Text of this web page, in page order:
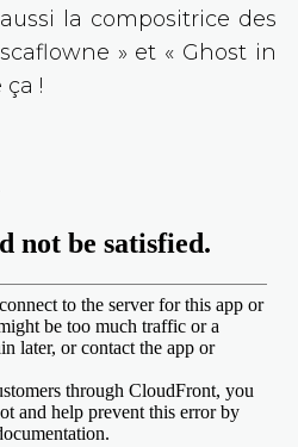
la compositrice des
» et « Ghost in
!